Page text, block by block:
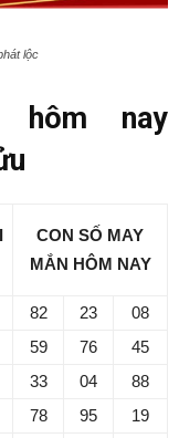
lộc
hôm nay
CON SỐ MAY
MẮN HÔM NAY
82 23
08
59 76 45
33 04
88
78 95 19